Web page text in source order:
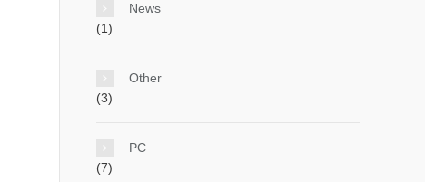
News
(1)
Other
(3)
PC
(7)